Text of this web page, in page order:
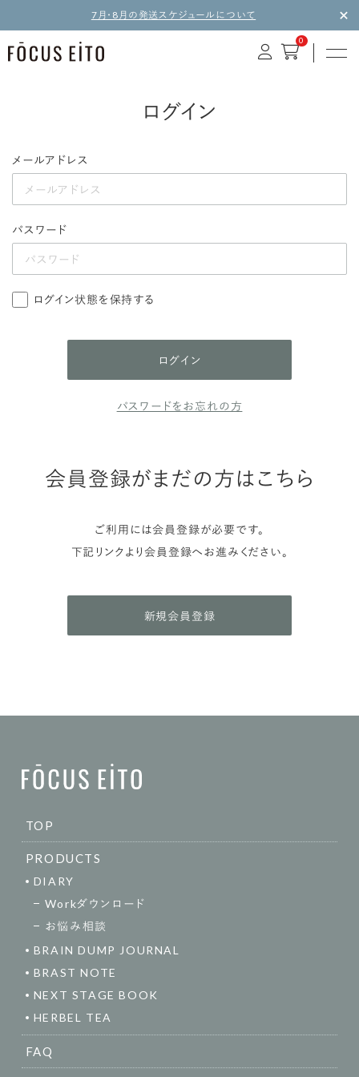
7月・8月の発送スケジュールについて
0
ログイン
メールアドレス
パスワード
ログイン状態を保持する
パスワードをお忘れの方
会員登録がまだの方はこちら
ご利用には会員登録が必要です。
下記リンクより会員登録へお進みください。
新規会員登録
TOP
PRODUCTS
DIARY
Workダウンロード
お悩み相談
BRAIN DUMP JOURNAL
BRAST NOTE
NEXT STAGE BOOK
HERBEL TEA
FAQ